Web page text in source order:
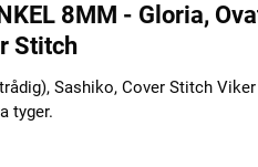
8MM - Gloria,
Stitch
Sashiko, Cover Stitch
tyger.